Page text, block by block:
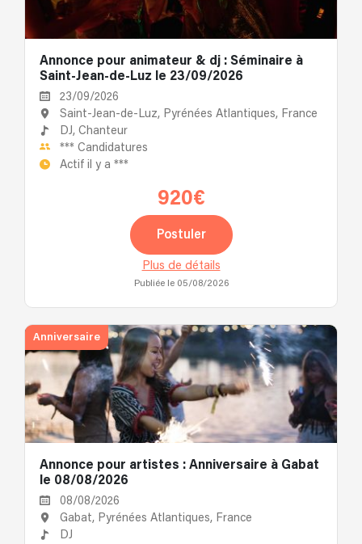
Annonce pour animateur & dj : Séminaire à
Saint-Jean-de-Luz le 23/09/2026
23/09/2026
Saint-Jean-de-Luz, Pyrénées Atlantiques, France
DJ, Chanteur
*** Candidatures
Actif il y a ***
920€
Postuler
Plus de détails
Publiée le 05/08/2026
Anniversaire
Annonce pour artistes : Anniversaire à Gabat
le 08/08/2026
08/08/2026
Gabat, Pyrénées Atlantiques, France
DJ